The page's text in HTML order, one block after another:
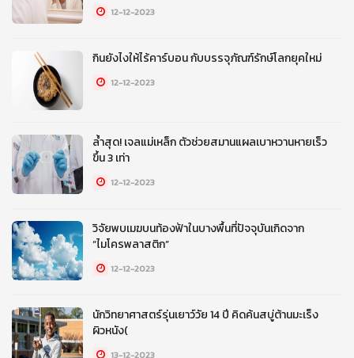
12-12-2023
กินยังไงให้ไร้คาร์บอน กับบรรจุภัณฑ์รักษ์โลกยุคใหม่
12-12-2023
ล้ำสุด! เจลแม่เหล็ก ตัวช่วยสมานแผลเบาหวานหายเร็ว
ขึ้น 3 เท่า
12-12-2023
วิจัยพบเมฆบนท้องฟ้าในบางพื้นที่ปัจจุบันเกิดจาก
“ไมโครพลาสติก”
12-12-2023
นักวิทยาศาสตร์รุ่นเยาว์วัย 14 ปี คิดค้นสบู่ต้านมะเร็ง
ผิวหนัง(
13-12-2023